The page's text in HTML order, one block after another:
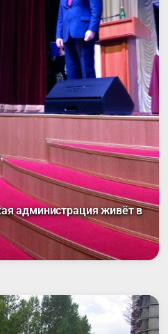
администрация живёт в